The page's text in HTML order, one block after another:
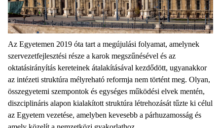
Az Egyetemen 2019 óta tart a megújulási folyamat, amelynek
szervezetfejlesztési része a karok megszűnésével és az
oktatásirányítás kereteinek átalakításával kezdődött, ugyanakkor
az intézeti struktúra mélyreható reformja nem történt meg. Olyan,
összegyetemi szempontok és egységes működési elvek mentén,
diszciplináris alapon kialakított struktúra létrehozását tűzte ki célul
az Egyetem vezetése, amelyben kevesebb a párhuzamosság és